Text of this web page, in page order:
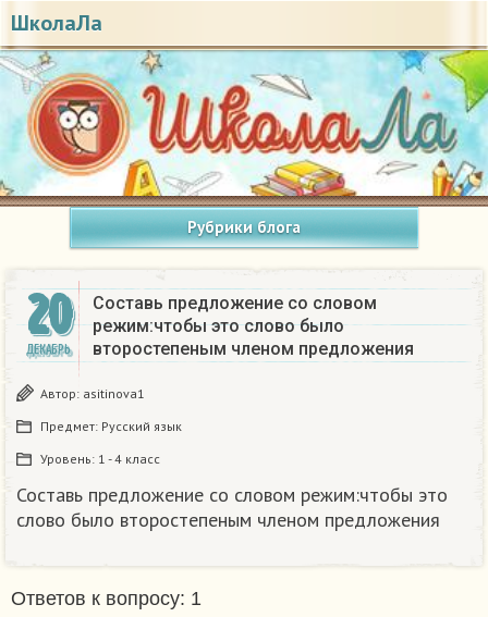
ШколаЛа
Рубрики блога
20
ДЕКАБРЬ
Составь предложение со словом
режим:чтобы это слово было
второстепеным членом предложения​
Автор: asitinova1
Предмет: Русский язык
Уровень: 1 - 4 класс
Составь предложение со словом режим:чтобы это
слово было второстепеным членом предложения​
Ответов к вопросу: 1